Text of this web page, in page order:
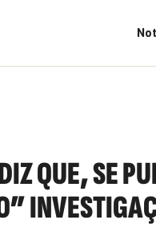
QUE, SE